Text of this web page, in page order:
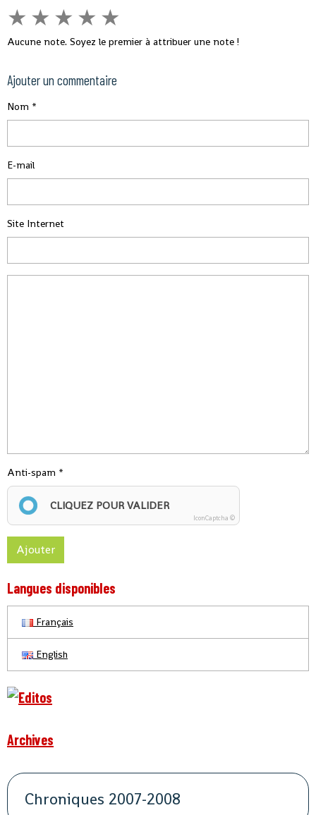
★ ★ ★ ★ ★
Aucune note. Soyez le premier à attribuer une note !
Ajouter un commentaire
Nom
E-mail
Site Internet
Anti-spam
CLIQUEZ POUR VALIDER
IconCaptcha ©
Ajouter
Langues disponibles
Français
English
Archives
Chroniques 2007-2008